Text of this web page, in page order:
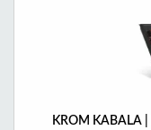
KROM KABALA |